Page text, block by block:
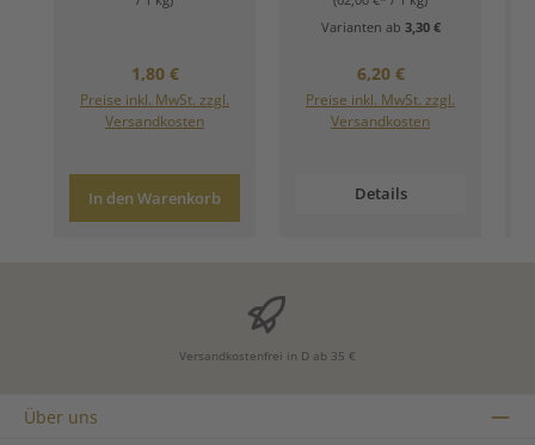
Regulärer Preis:
1,80 €
Preise inkl. MwSt. zzgl.
Versandkosten
In den Warenkorb
Varianten ab 3,30 €
Regulärer Preis:
6,20 €
Preise inkl. MwSt. zzgl.
Versandkosten
Details
Versandkostenfrei in D ab 35 €
Über uns